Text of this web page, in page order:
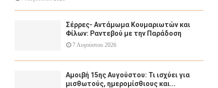
Σέρρες- Αντάμωμα Κουμαριωτών και
Φίλων: Ραντεβού με την Παράδοση
7 Αυγούστου 2026
Αμοιβή 15ης Αυγούστου: Τι ισχύει για
μισθωτούς, ημερομίσθιους και...